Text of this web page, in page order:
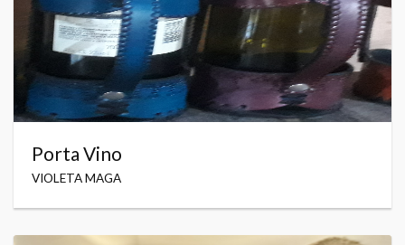
Porta Vino
VIOLETA MAGA